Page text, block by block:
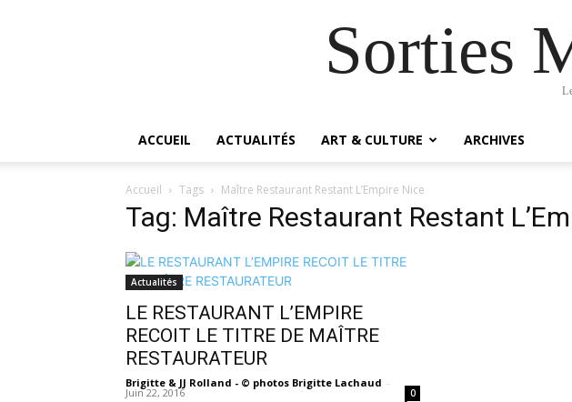
Sorties
ACCUEIL ACTUALITÉS ART & CULTURE ARCHIVES
Accueil Tags Maître Restaurant Restant L’Empire Nice
Tag: Maître Restaurant Restant
Actualités
LE RESTAURANT L’EMPIRE
RECOIT LE TITRE DE MAÎTRE
RESTAURATEUR
Brigitte & JJ Rolland - © photos Brigitte Lachaud -
Juin 22, 2016 0